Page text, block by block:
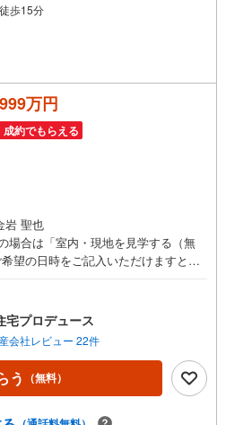
歩15分
万円
成約でもらえる
岩 聖也
場合は「室内・現地を見学する（無
望の日時をご記入いただけますとス
、藤沢市・綾瀬市エリアの不動産売
物件情報や当社限定で販売する物件
ので、お気軽にお問合せ下さい！ ----
タッフによる【丁寧な資金アドバイ
ャルプラン提案書の作成】を随時行っ
プロデュース
会社レビュー 22件
う （無料）